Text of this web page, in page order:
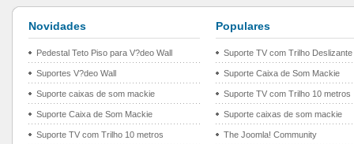
Novidades
Pedestal Teto Piso para V?deo Wall
Suportes V?deo Wall
Suporte caixas de som mackie
Suporte Caixa de Som Mackie
Suporte TV com Trilho 10 metros
Populares
Suporte TV com Trilho Deslizante
Suporte Caixa de Som Mackie
Suporte TV com Trilho 10 metros
Suporte caixas de som mackie
The Joomla! Community